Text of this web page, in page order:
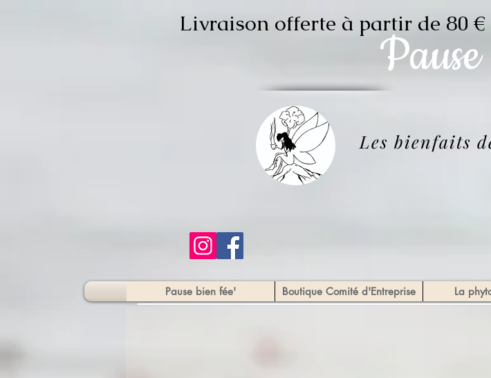
Pause
Livraison offerte à partir de 80
Les bienfaits
Pause bien fée' Boutique Comité d'Entreprise La